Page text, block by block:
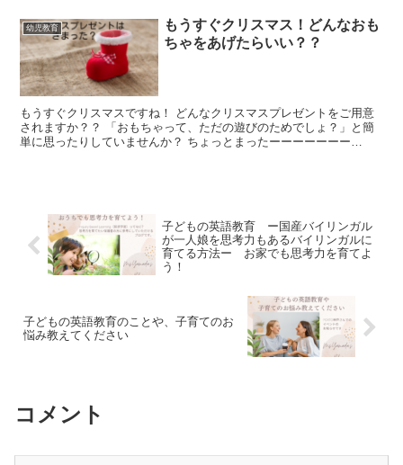
幼児教育
もうすぐクリスマス！どんなおも
ちゃをあげたらいい？？
もうすぐクリスマスですね！ どんなクリスマスプレゼントをご用意
されますか？？ 「おもちゃって、ただの遊びのためでしょ？」と簡
単に思ったりしていませんか？ ちょっとまったーーーーーーー
子どもの英語教育 ー国産バイリンガル
が一人娘を思考力もあるバイリンガルに
育てる方法ー お家でも思考力を育てよ
う！
子どもの英語教育のことや、子育てのお
悩み教えてください
コメント